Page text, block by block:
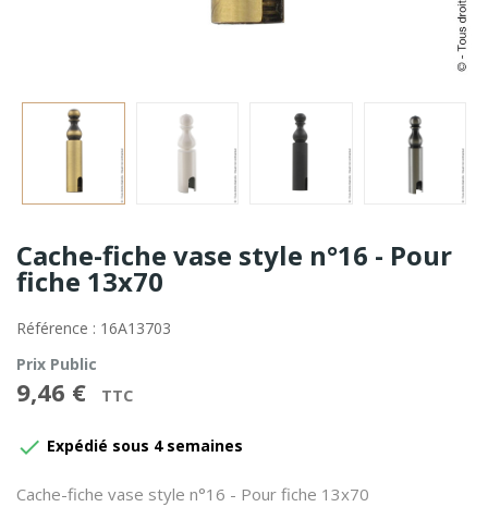
Cache-fiche vase style n°16 - Pour
fiche 13x70
Référence : 16A13703
Prix Public
9,46 € TTC
 Expédié sous 4 semaines
Cache-fiche vase style n°16 - Pour fiche 13x70